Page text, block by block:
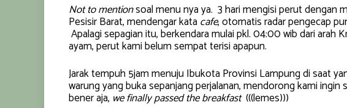
Not to mentionsoal menu nya ya. 3 hari mengisi perut dengan
Pesisir Barat, mendengar kata cafe, otomatis radar pengecap
Apalagi sepagian itu, berkendara mulai pkl. 04:00 wib dari arah
ayam, perut kami belum sempat terisi apapun.
Jarak tempuh 5jam menuju Ibukota Provinsi Lampung di saat
warung yang buka sepanjang perjalanan, mendorong kami
bener aja, we finally passed the breakfast(((lemes)))